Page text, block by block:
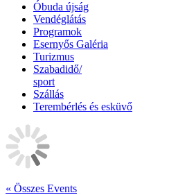
Óbuda újság
Vendéglátás
Programok
Esernyős Galéria
Turizmus
Szabadidő/
sport
Szállás
Terembérlés és esküvő
« Összes Events